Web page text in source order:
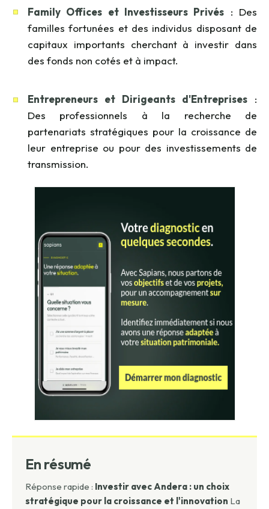
Family Offices et Investisseurs Privés : Des
familles fortunées et des individus disposant de
capitaux importants cherchant à investir dans
des fonds non cotés et à impact.
Entrepreneurs et Dirigeants d'Entreprises :
Des professionnels à la recherche de
partenariats stratégiques pour la croissance de
leur entreprise ou pour des investissements de
transmission.
En résumé
Réponse rapide : Investir avec Andera : un choix
stratégique pour la croissance et l'innovation La